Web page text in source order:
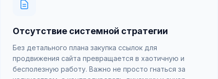
Отсутствие системной стратегии
Без детального плана закупка ссылок для
продвижения сайта превращается в хаотичную и
бесполезную работу. Важно не просто гнаться за